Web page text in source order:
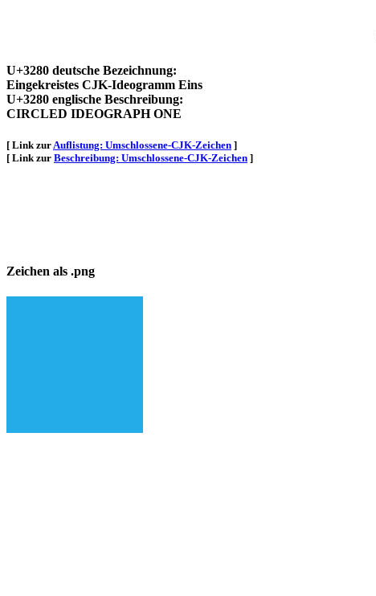
U+3280 deutsche Bezeichnung:
Eingekreistes CJK-Ideogramm Eins
U+3280 englische Beschreibung:
CIRCLED IDEOGRAPH ONE
[ Link zurAuflistung: Umschlossene-CJK-Zeichen ]
[ Link zur Beschreibung: Umschlossene-CJK-Zeichen ]
Zeichen als .png